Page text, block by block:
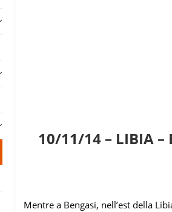
10/11/14 – LIBIA –
Mentre a Bengasi, nell’est della